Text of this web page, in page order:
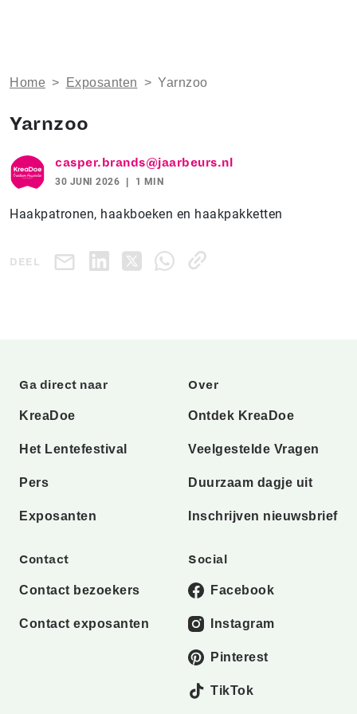
Home > Exposanten > Yarnzoo
Yarnzoo
casper.brands@jaarbeurs.nl
30 JUNI 2026 1 MIN
Haakpatronen, haakboeken en haakpakketten
DEEL
Ga direct naar
KreaDoe
Het Lentefestival
Pers
Exposanten
Over
Ontdek KreaDoe
Veelgestelde Vragen
Duurzaam dagje uit
Inschrijven nieuwsbrief
Contact
Contact bezoekers
Contact exposanten
Social
Facebook
Instagram
Pinterest
TikTok